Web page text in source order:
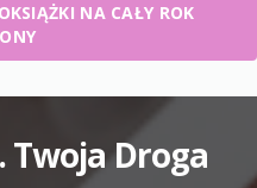
NA CAŁY ROK
Droga